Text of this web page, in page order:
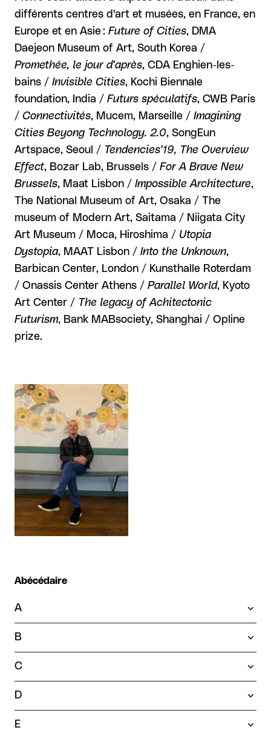
différents centres d'art et musées, en France, en
Europe et en Asie : Future of Cities, DMA
Daejeon Museum of Art, South Korea /
Promethée, le jour d’après, CDA Enghien-les-
bains / Invisible Cities, Kochi Biennale
foundation, India / Futurs spéculatifs, CWB Paris
/ Connectivités, Mucem, Marseille / Imagining
Cities Beyong Technology. 2.0, SongEun
Artspace, Seoul / Tendencies’19, The Overview
Effect, Bozar Lab, Brussels / For A Brave New
Brussels, Maat Lisbon / Impossible Architecture,
The National Museum of Art, Osaka / The
museum of Modern Art, Saitama / Niigata City
Art Museum / Moca, Hiroshima / Utopia
Dystopia, MAAT Lisbon / Into the Unknown,
Barbican Center, London / Kunsthalle Roterdam
/ Onassis Center Athens / Parallel World, Kyoto
Art Center / The legacy of Achitectonic
Futurism, Bank MABsociety, Shanghai / Opline
prize.
Agrandir
Abécédaire
A
B
C
D
E